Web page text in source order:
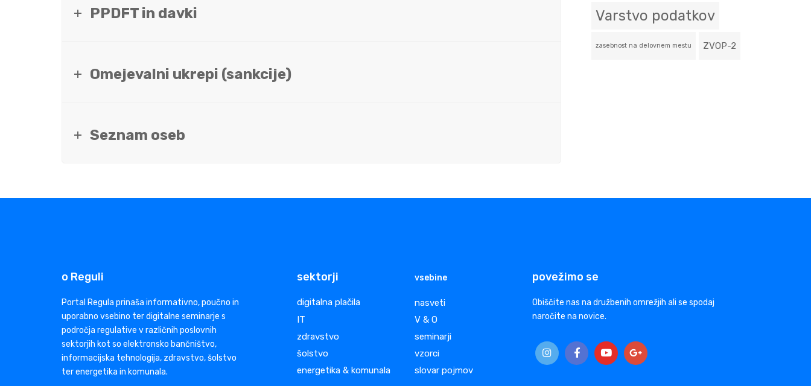
PPDFT in davki
Omejevalni ukrepi (sankcije)
Seznam oseb
Varstvo podatkov
zasebnost na delovnem mestu ZVOP-2
o Reguli
Portal Regula prinaša informativno, poučno in
uporabno vsebino ter digitalne seminarje s
področja regulative v različnih poslovnih
sektorjih kot so elektronsko bančništvo,
informacijska tehnologija, zdravstvo, šolstvo
ter energetika in komunala.
sektorji
digitalna plačila
IT
zdravstvo
šolstvo
energetika & komunala
vsebine
nasveti
V & O
seminarji
vzorci
slovar pojmov
povežimo se
Obiščite nas na družbenih omrežjih ali se spodaj
naročite na novice.